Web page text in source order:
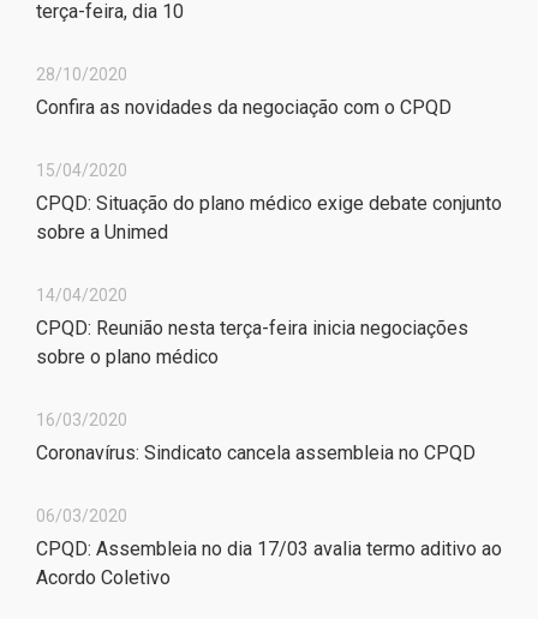
terça-feira, dia 10
28/10/2020
Confira as novidades da negociação com o CPQD
15/04/2020
CPQD: Situação do plano médico exige debate conjunto
sobre a Unimed
14/04/2020
CPQD: Reunião nesta terça-feira inicia negociações
sobre o plano médico
16/03/2020
Coronavírus: Sindicato cancela assembleia no CPQD
06/03/2020
CPQD: Assembleia no dia 17/03 avalia termo aditivo ao
Acordo Coletivo